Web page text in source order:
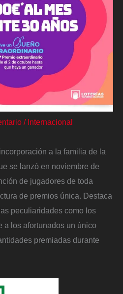
/ Internacional
a la familia de la
se lanzó en noviembre de
de jugadores de toda
de premios única. Destaca
peculiaridades como los
a los afortunados un único
premiadas durante